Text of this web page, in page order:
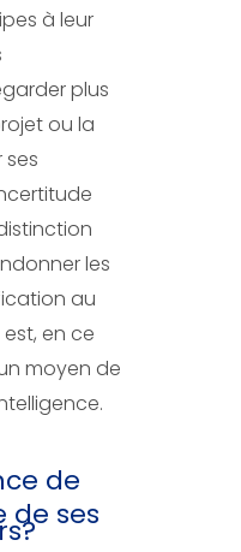
à leur
plus
ou la
ses
les
au
en ce
moyen de
de
de ses